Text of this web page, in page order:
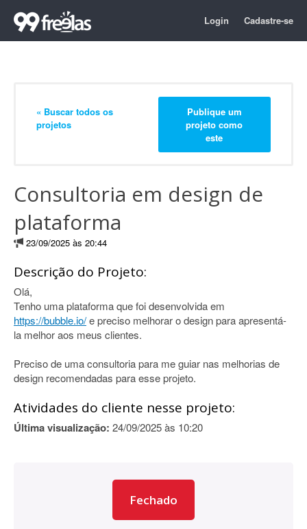
Login Cadastre-se
« Buscar todos os
projetos
Publique um
projeto como
este
Consultoria em design de
plataforma
23/09/2025 às 20:44
Descrição do Projeto:
Olá,
Tenho uma plataforma que foi desenvolvida em
https://bubble.io/e preciso melhorar o design para apresentá-
la melhor aos meus clientes.
Preciso de uma consultoria para me guiar nas melhorias de
design recomendadas para esse projeto.
Atividades do cliente nesse projeto:
Última visualização: 24/09/2025 às 10:20
Fechado